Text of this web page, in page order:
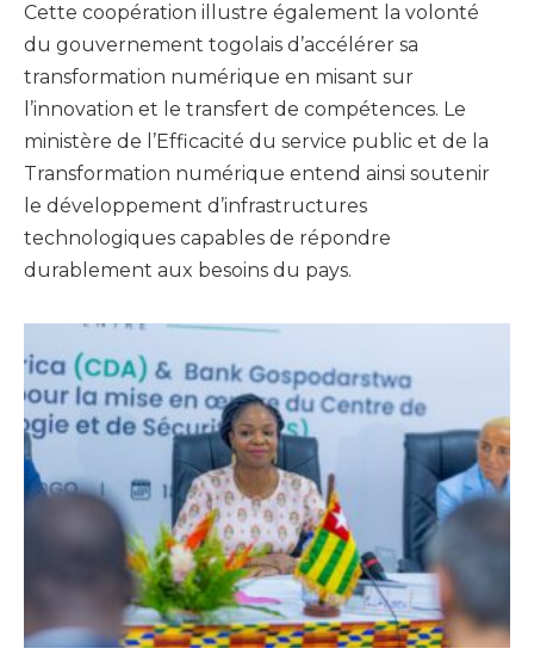
Cette coopération illustre également la volonté
du gouvernement togolais d’accélérer sa
transformation numérique en misant sur
l’innovation et le transfert de compétences. Le
ministère de l’Efficacité du service public et de la
Transformation numérique entend ainsi soutenir
le développement d’infrastructures
technologiques capables de répondre
durablement aux besoins du pays.